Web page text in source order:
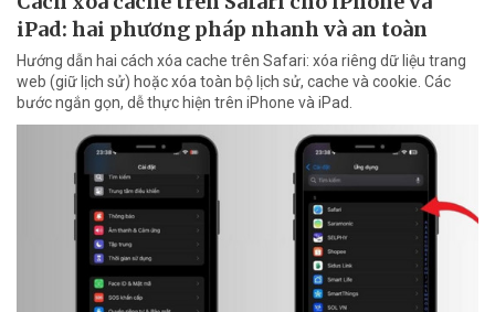
iPad: hai phương pháp nhanh và an toàn
Hướng dẫn hai cách xóa cache trên Safari: xóa riêng dữ liệu trang
web (giữ lịch sử) hoặc xóa toàn bộ lịch sử, cache và cookie. Các
bước ngắn gọn, dễ thực hiện trên iPhone và iPad.